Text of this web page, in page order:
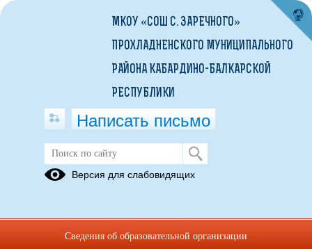
Полное наименование
образовательной
Муниципальное казенное
общеобразовательное
муниципального района
МКОУ «СОШ С. ЗАРЕЧНОГО»
ПРОХЛАДНЕНСКОГО МУНИЦИПАЛЬНОГО
РАЙОНА КАБАРДИНО-БАЛКАРСКОЙ
РЕСПУБЛИКИ
Написать письмо
Версия для слабовидящих
Сведения об образовательной организации